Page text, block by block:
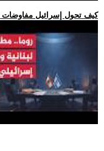
.. كيف تحول إسرائيل مفاوضات